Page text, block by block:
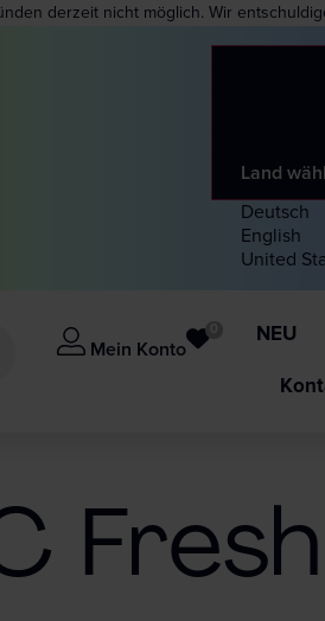
derzeit nicht möglich. Wir
Land
Deutsch
English
United
Mein Konto
NEU